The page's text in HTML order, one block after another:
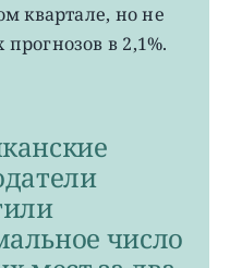
ожиданий
квартале, но не
в 2,1%.
число